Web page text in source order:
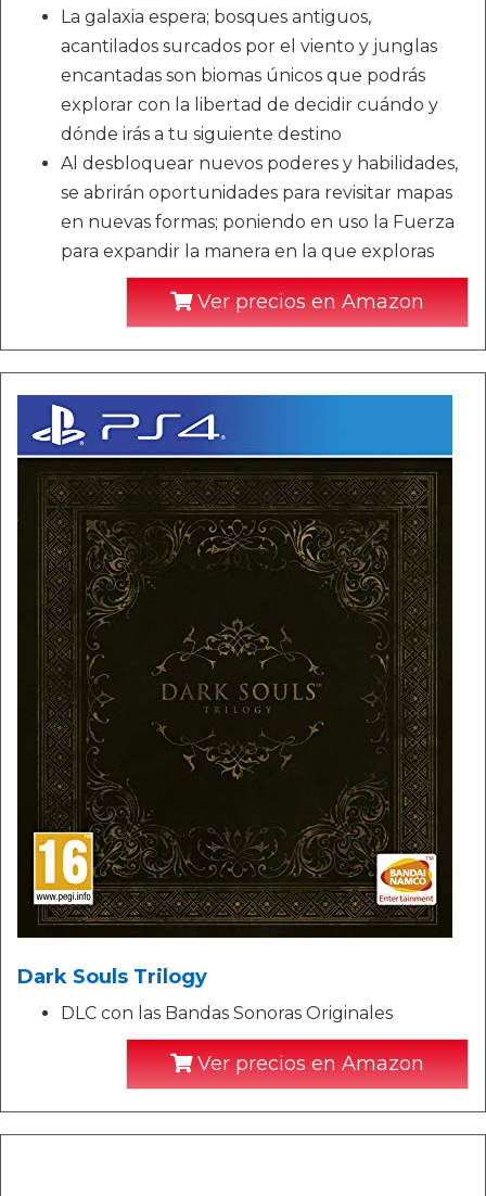
La galaxia espera; bosques antiguos,
acantilados surcados por el viento y junglas
encantadas son biomas únicos que podrás
explorar con la libertad de decidir cuándo y
dónde irás a tu siguiente destino
Al desbloquear nuevos poderes y habilidades,
se abrirán oportunidades para revisitar mapas
en nuevas formas; poniendo en uso la Fuerza
para expandir la manera en la que exploras
Ver precios en Amazon
Dark Souls Trilogy
DLC con las Bandas Sonoras Originales
Ver precios en Amazon